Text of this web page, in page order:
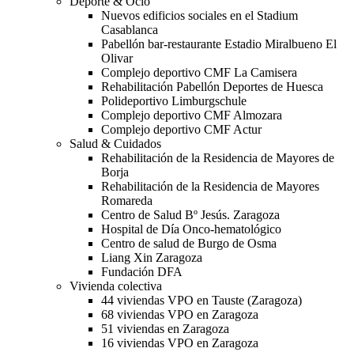
Nuevos edificios sociales en el Stadium
Casablanca
Pabellón bar-restaurante Estadio Miralbueno El
Olivar
Complejo deportivo CMF La Camisera
Rehabilitación Pabellón Deportes de Huesca
Polideportivo Limburgschule
Complejo deportivo CMF Almozara
Complejo deportivo CMF Actur
Salud & Cuidados
Rehabilitación de la Residencia de Mayores de
Borja
Rehabilitación de la Residencia de Mayores
Romareda
Centro de Salud Bº Jesús. Zaragoza
Hospital de Día Onco-hematológico
Centro de salud de Burgo de Osma
Liang Xin Zaragoza
Fundación DFA
Vivienda colectiva
44 viviendas VPO en Tauste (Zaragoza)
68 viviendas VPO en Zaragoza
51 viviendas en Zaragoza
16 viviendas VPO en Zaragoza